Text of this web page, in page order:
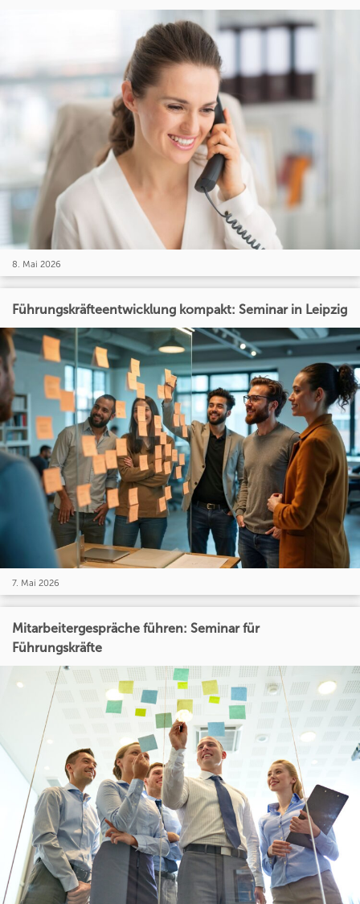
8. Mai 2026
Führungskräfteentwicklung kompakt: Seminar in Leipzig
7. Mai 2026
Mitarbeitergespräche führen: Seminar für
Führungskräfte